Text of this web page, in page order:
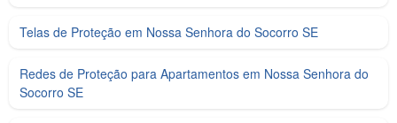
Telas de Proteção em Nossa Senhora do Socorro SE
Redes de Proteção para Apartamentos em Nossa Senhora do
Socorro SE